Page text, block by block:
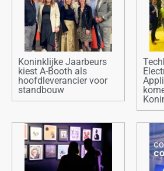
Koninklijke Jaarbeurs
kiest A-Booth als
hoofdleverancier voor
standbouw